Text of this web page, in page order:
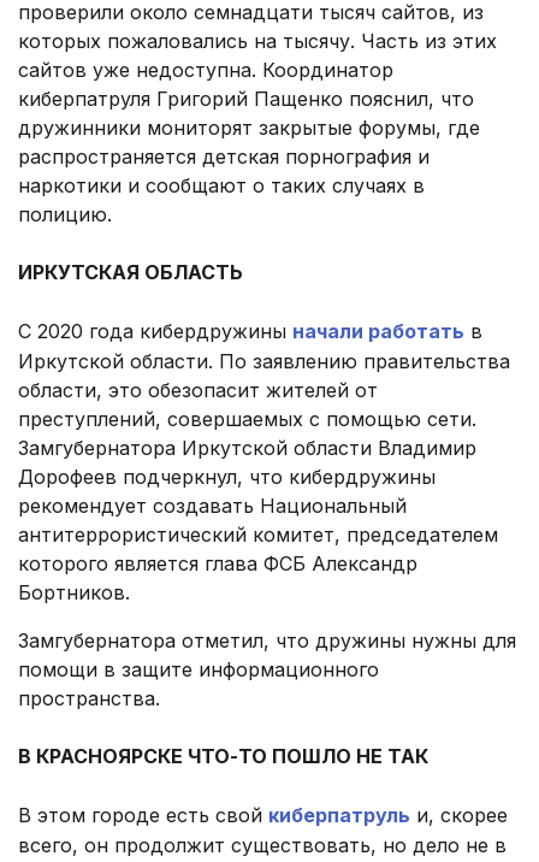
проверили около семнадцати тысяч сайтов, из
которых пожаловались на тысячу. Часть из этих
сайтов уже недоступна. Координатор
киберпатруля Григорий Пащенко пояснил, что
дружинники мониторят закрытые форумы, где
распространяется детская порнография и
наркотики и сообщают о таких случаях в
полицию.
ИРКУТСКАЯ ОБЛАСТЬ
С 2020 года кибердружины начали работать в
Иркутской области. По заявлению правительства
области, это обезопасит жителей от
преступлений, совершаемых с помощью сети.
Замгубернатора Иркутской области Владимир
Дорофеев подчеркнул, что кибердружины
рекомендует создавать Национальный
антитеррористический комитет, председателем
которого является глава ФСБ Александр
Бортников.
Замгубернатора отметил, что дружины нужны для
помощи в защите информационного
пространства.
В КРАСНОЯРСКЕ ЧТО-ТО ПОШЛО НЕ ТАК
В этом городе есть свой киберпатруль и, скорее
всего, он продолжит существовать, но дело не в